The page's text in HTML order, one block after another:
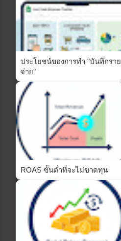
ประโยชน์ของการทำ "บันทึกราย
จ่าย"
ROAS ขั้นต่ำที่จะไม่ขาดทุน